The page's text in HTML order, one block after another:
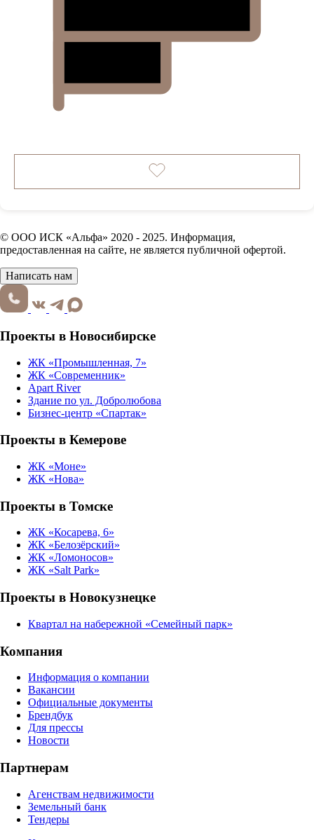
© ООО ИСК «Альфа» 2020 - 2025. Информация,
предоставленная на сайте, не является публичной офертой.
Написать нам
Проекты в Новосибирске
ЖК «Промышленная, 7»
ЖК «Современник»
Apart River
Здание по ул. Добролюбова
Бизнес-центр «Спартак»
Проекты в Кемерове
ЖК «Моне»
ЖК «Нова»
Проекты в Томске
ЖК «Косарева, 6»
ЖК «Белозёрский»
ЖК «Ломоносов»
ЖК «Salt Park»
Проекты в Новокузнецке
Квартал на набережной «Семейный парк»
Компания
Информация о компании
Вакансии
Официальные документы
Брендбук
Для прессы
Новости
Партнерам
Агенствам недвижимости
Земельный банк
Тендеры